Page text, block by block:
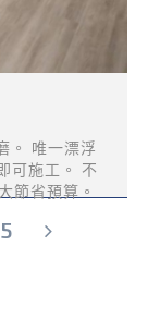
。 唯一漂浮
可施工。 不
節省預算。
5